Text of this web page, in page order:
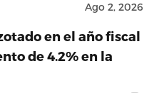
Ago 2, 2026
en el año fiscal
de 4.2% en la